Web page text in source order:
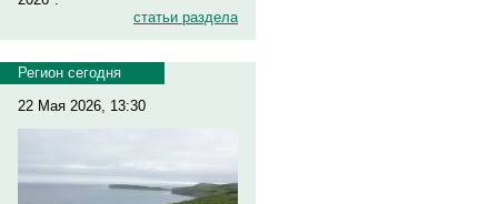
статьи раздела
Регион сегодня
22 Мая 2026, 13:30